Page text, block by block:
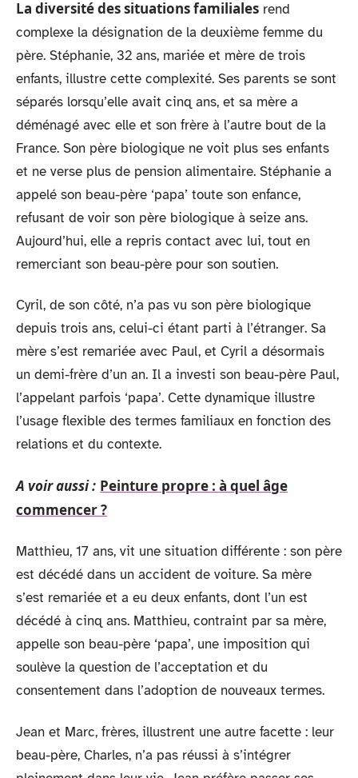
La diversité des situations familiales rend
complexe la désignation de la deuxième femme du
père. Stéphanie, 32 ans, mariée et mère de trois
enfants, illustre cette complexité. Ses parents se sont
séparés lorsqu’elle avait cinq ans, et sa mère a
déménagé avec elle et son frère à l’autre bout de la
France. Son père biologique ne voit plus ses enfants
et ne verse plus de pension alimentaire. Stéphanie a
appelé son beau-père ‘papa’ toute son enfance,
refusant de voir son père biologique à seize ans.
Aujourd’hui, elle a repris contact avec lui, tout en
remerciant son beau-père pour son soutien.
Cyril, de son côté, n’a pas vu son père biologique
depuis trois ans, celui-ci étant parti à l’étranger. Sa
mère s’est remariée avec Paul, et Cyril a désormais
un demi-frère d’un an. Il a investi son beau-père Paul,
l’appelant parfois ‘papa’. Cette dynamique illustre
l’usage flexible des termes familiaux en fonction des
relations et du contexte.
A voir aussi : Peinture propre : à quel âge
commencer ?
Matthieu, 17 ans, vit une situation différente : son père
est décédé dans un accident de voiture. Sa mère
s’est remariée et a eu deux enfants, dont l’un est
décédé à cinq ans. Matthieu, contraint par sa mère,
appelle son beau-père ‘papa’, une imposition qui
soulève la question de l’acceptation et du
consentement dans l’adoption de nouveaux termes.
Jean et Marc, frères, illustrent une autre facette : leur
beau-père, Charles, n’a pas réussi à s’intégrer